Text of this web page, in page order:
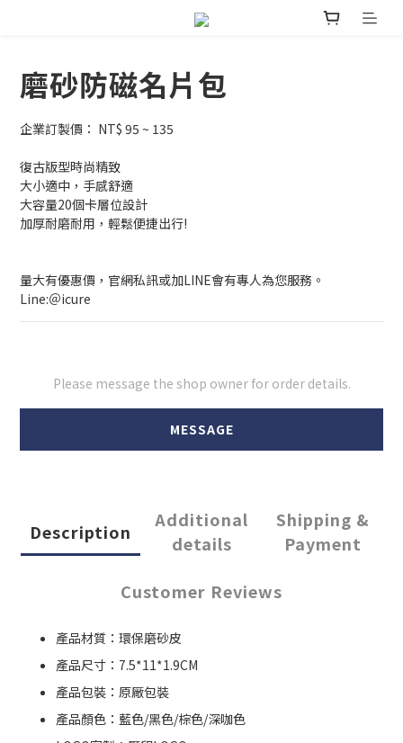
磨砂防磁名片包
企業訂製價： NT$ 95 ~ 135
復古版型時尚精致
大小適中，手感舒適
大容量20個卡層位設計
加厚耐磨耐用，輕鬆便捷出行!
量大有優惠價，官網私訊或加LINE會有專人為您服務。
Line:＠icure
Please message the shop owner for order details.
MESSAGE
Description
Additional
details
Shipping &
Payment
Customer Reviews
產品材質：環保磨砂皮
產品尺寸：7.5*11*1.9CM
產品包裝：原厰包裝
產品顏色：藍色/黑色/棕色/深咖色